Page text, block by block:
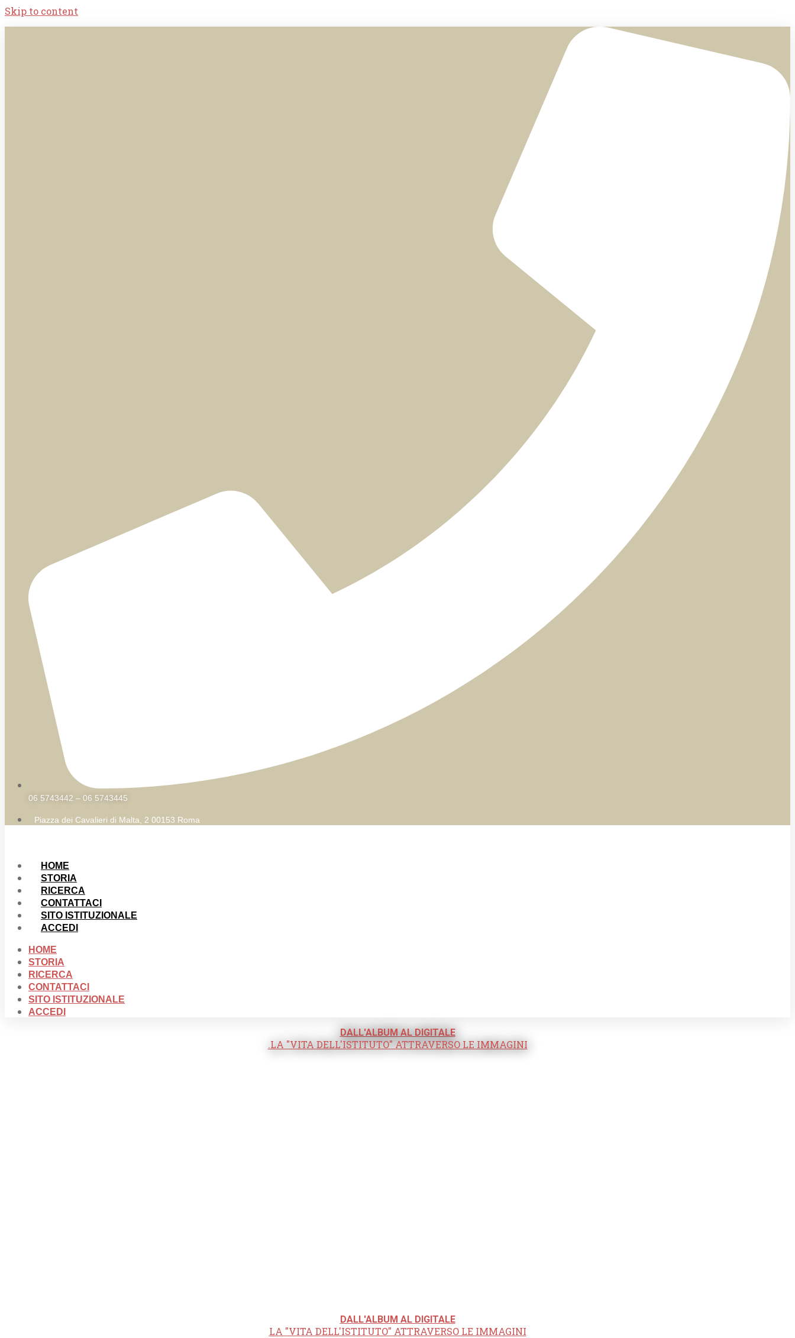
Skip to content
06 5743442 – 06 5743445
Piazza dei Cavalieri di Malta, 2 00153 Roma
HOME
STORIA
RICERCA
CONTATTACI
SITO ISTITUZIONALE
ACCEDI
HOME
STORIA
RICERCA
CONTATTACI
SITO ISTITUZIONALE
ACCEDI
DALL'ALBUM AL DIGITALE
.LA "VITA DELL'ISTITUTO" ATTRAVERSO LE IMMAGINI
DALL'ALBUM AL DIGITALE
LA "VITA DELL'ISTITUTO" ATTRAVERSO LE IMMAGINI